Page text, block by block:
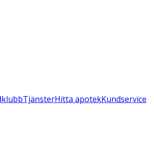
TjänsterHitta apotekKundservice